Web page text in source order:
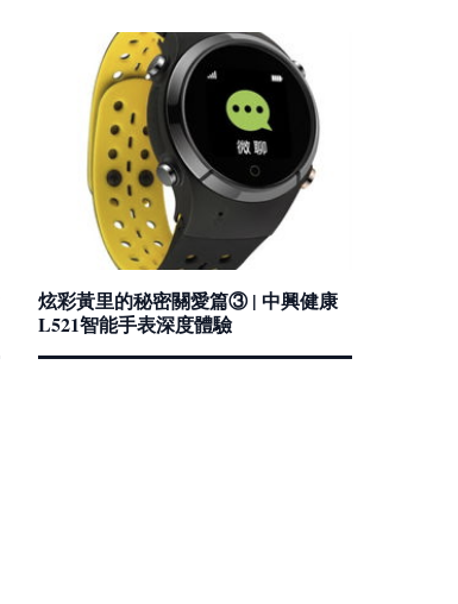
炫彩黃里的秘密關愛篇③ | 中興健康
L521智能手表深度體驗